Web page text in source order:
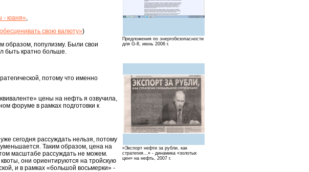
Предложения по энергобезопасности
для G-8, июнь 2006 г.
«Экспорт нефти за рубли, как
стратегия…» - динамика «золотых
цен» на нефть, 2007 г.
- юаня»,
свою валюту»)
образом, популизму. Были свои
быть кратно больше.
потому что именно
цены на нефть я озвучила,
форуме в рамках подготовки к
сегодня рассуждать нельзя, потому
Таким образом, цена на
масштабе рассуждать не можем.
они ориентируются на тройскую
и в рамках «большой восьмерки» -